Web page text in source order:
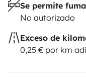
Se permite
No autorizado
Exceso de
0,25 € por km